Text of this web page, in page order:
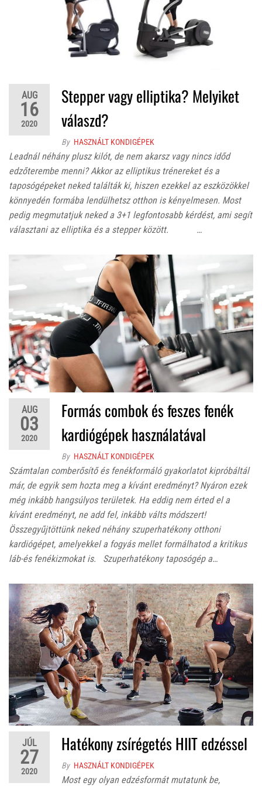
AUG
16
2020
Stepper vagy elliptika? Melyiket
válaszd?
By HASZNÁLT KONDIGÉPEK
Leadnál néhány plusz kilót, de nem akarsz vagy nincs időd
edzőterembe menni? Akkor az elliptikus trénereket és a
taposógépeket neked találták ki, hiszen ezekkel az eszközökkel
könnyedén formába lendülhetsz otthon is kényelmesen. Most
pedig megmutatjuk neked a 3+1 legfontosabb kérdést, ami segít
választani az elliptika és a stepper között. …
AUG
03
2020
Formás combok és feszes fenék
kardiógépek használatával
By HASZNÁLT KONDIGÉPEK
Számtalan comberősítő és fenékformáló gyakorlatot kipróbáltál
már, de egyik sem hozta meg a kívánt eredményt? Nyáron ezek
még inkább hangsúlyos területek. Ha eddig nem érted el a
kívánt eredményt, ne add fel, inkább válts módszert!
Összegyűjtöttünk neked néhány szuperhatékony otthoni
kardiógépet, amelyekkel a fogyás mellet formálhatod a kritikus
láb-és fenékizmokat is. Szuperhatékony taposógép a…
JÚL
27
2020
Hatékony zsírégetés HIIT edzéssel
By HASZNÁLT KONDIGÉPEK
Most egy olyan edzésformát mutatunk be,